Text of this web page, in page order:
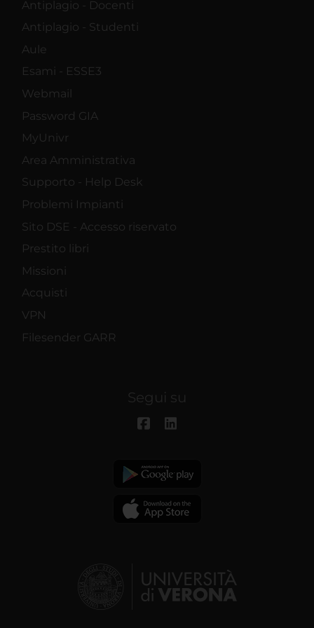
Antiplagio - Docenti
Antiplagio - Studenti
Aule
Esami - ESSE3
Webmail
Password GIA
MyUnivr
Area Amministrativa
Supporto - Help Desk
Problemi Impianti
Sito DSE - Accesso riservato
Prestito libri
Missioni
Acquisti
VPN
Filesender GARR
Segui su